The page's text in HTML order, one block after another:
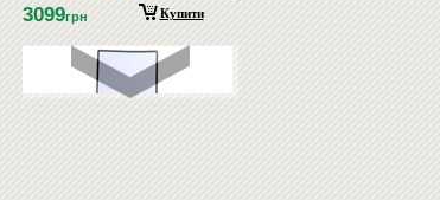
3099грн Купити